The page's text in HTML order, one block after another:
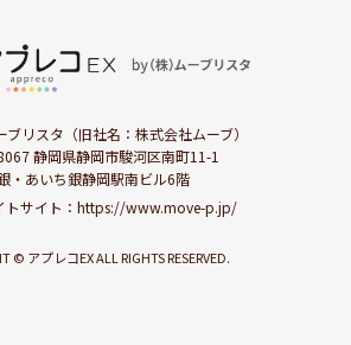
ブリスタ（旧社名：株式会社ムーブ）
静岡県静岡市駿河区南町11-1
・あいち銀静岡駅南ビル6階
サイト： https://www.move-p.jp/
© アプレコEX ALL RIGHTS RESERVED.